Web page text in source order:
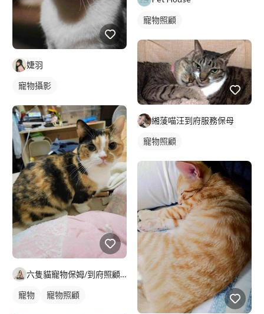
婕羽
寵物攝影
六隻貓寵物保姆/到府照顧/遛狗/到府洗澡｜kol部落客｜Yu
寵物 寵物照顧
寵物照顧
緗蔆喵汪到府服務保母
寵物照顧